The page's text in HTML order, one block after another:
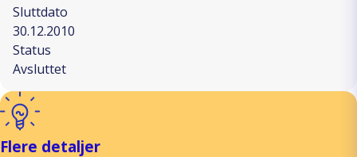
Sluttdato
30.12.2010
Status
Avsluttet
Flere detaljer